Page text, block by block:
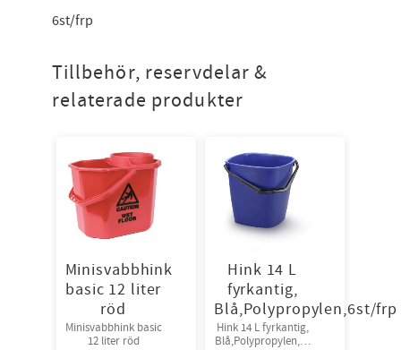
6st/frp
Tillbehör, reservdelar &
relaterade produkter
Minisvabbhink
basic 12 liter
röd
Minisvabbhink basic
12 liter röd
Hink 14 L
fyrkantig,
Blå,Polypropylen,6st/frp
Hink 14 L fyrkantig,
Blå,Polypropylen,6s